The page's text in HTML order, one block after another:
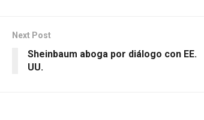
Next Post
Sheinbaum aboga por diálogo con EE.
UU.